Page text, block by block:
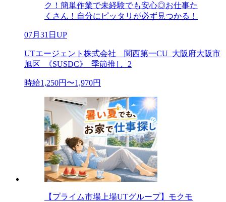
ク！簡単作業で未経験でも安心◎お仕事た
くさん！自分にピッタリが必ず見つかる！
07月31日UP
UTエージェント株式会社 関西第一CU_大阪府大阪市
旭区_《SUSDC》_季節推し_2
時給1,250円〜1,970円
【プライム市場上場UTグループ】モクモ